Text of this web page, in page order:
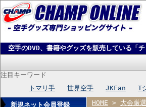
空手のDVD、書籍やグッズを販売している「
注目キーワード
トマリ手
世界空手 JKFan T
新規ネット会員登録 HOME > 大会厳選